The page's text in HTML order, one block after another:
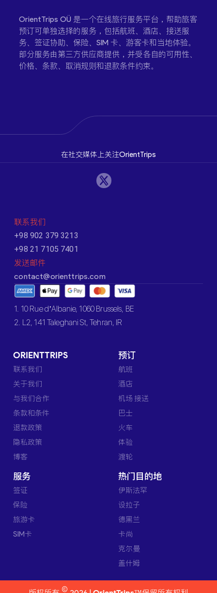
OrientTrips OÜ 是一个在线旅行服务平台，帮助旅客
预订可单独选择的服务，包括航班、酒店、接送服
务、签证协助、保险、SIM 卡、游客卡和当地体验。
部分服务由第三方供应商提供，并受各自的可用性、
价格、条款、取消规则和退款条件约束。
在社交媒体上关注OrientTrips
联系我们
+98 902 379 3213
+98 21 7105 7401
发送邮件
contact@orienttrips.com
1. 10 Rue d’Albanie, 1060 Brussels, BE
2. L2, 141 Taleghani St, Tehran, IR
ORIENTTRIPS
联系我们
关于我们
与我们合作
条款和条件
退款政策
隐私政策
博客
预订
航班
酒店
机场 接送
巴士
火车
体验
渡轮
服务
签证
保险
旅游卡
SIM卡
热门目的地
伊斯法罕
设拉子
德黑兰
卡尚
克尔曼
盖什姆